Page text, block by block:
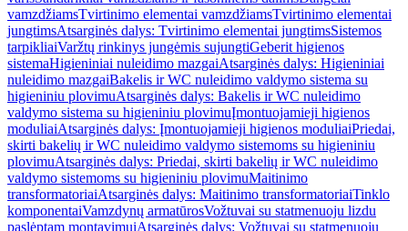
vamzdžiamsTvirtinimo elementai vamzdžiamsTvirtinimo elementai
jungtimsAtsarginės dalys: Tvirtinimo elementai jungtimsSistemos
tarpikliaiVaržtų rinkinys jungėmis sujungtiGeberit higienos
sistemaHigieniniai nuleidimo mazgaiAtsarginės dalys: Higieniniai
nuleidimo mazgaiBakelis ir WC nuleidimo valdymo sistema su
higieniniu plovimuAtsarginės dalys: Bakelis ir WC nuleidimo
valdymo sistema su higieniniu plovimuĮmontuojamieji higienos
moduliaiAtsarginės dalys: Įmontuojamieji higienos moduliaiPriedai,
skirti bakelių ir WC nuleidimo valdymo sistemoms su higieniniu
plovimuAtsarginės dalys: Priedai, skirti bakelių ir WC nuleidimo
valdymo sistemoms su higieniniu plovimuMaitinimo
transformatoriaiAtsarginės dalys: Maitinimo transformatoriaiTinklo
komponentaiVamzdynų armatūrosVožtuvai su statmenuoju lizdu
paslėptam montavimuiAtsarginės dalys: Vožtuvai su statmenuoju